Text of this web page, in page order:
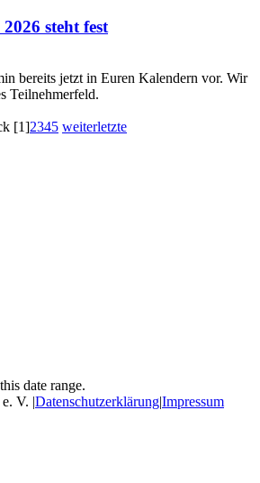
steht fest
bereits jetzt in Euren Kalendern vor. Wir
Teilnehmerfeld.
[1]2345 weiterletzte
date range.
V. |Datenschutzerklärung|Impressum